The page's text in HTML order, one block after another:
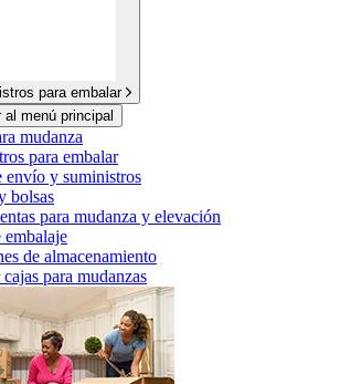
para embalar
al menú principal
mudanza
para embalar
envío y suministros
bolsas
para mudanza y elevación
embalaje
de almacenamiento
para mudanzas